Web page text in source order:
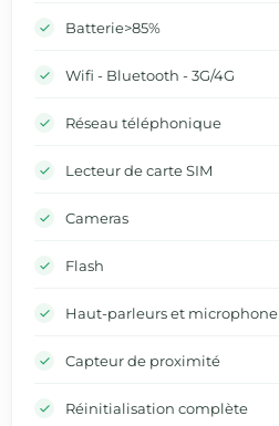
Batterie>85%
Wifi - Bluetooth - 3G/4G
Réseau téléphonique
Lecteur de carte SIM
Cameras
Flash
Haut-parleurs et microphone
Capteur de proximité
Réinitialisation complète